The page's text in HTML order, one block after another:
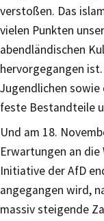
verstoßen. Das
vielen Punkten
abendländischen
hervorgegangen
Jugendlichen sowie
feste Bestandteile
Und am 18.
Erwartungen an
Initiative der AfD
angegangen wird,
massiv steigende